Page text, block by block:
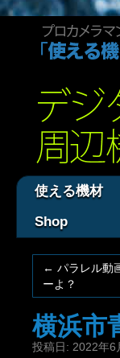
使える機材
Shop
← パラレル動
ーよ？
横浜市
投稿日: 2022年6